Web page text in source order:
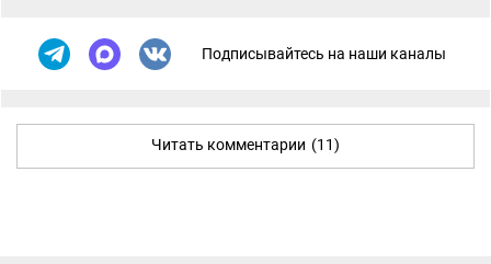
Подписывайтесь на наши каналы
Читать комментарии (11)